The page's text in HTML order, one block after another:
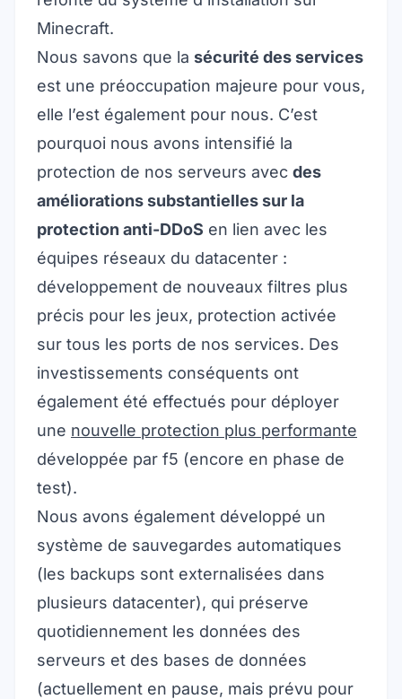
Minecraft.
Nous savons que la sécurité des services
est une préoccupation majeure pour vous,
elle l’est également pour nous. C’est
pourquoi nous avons intensifié la
protection de nos serveurs avec des
améliorations substantielles sur la
protection anti-DDoS en lien avec les
équipes réseaux du datacenter :
développement de nouveaux filtres plus
précis pour les jeux, protection activée
sur tous les ports de nos services. Des
investissements conséquents ont
également été effectués pour déployer
une nouvelle protection plus performante
développée par f5 (encore en phase de
test).
Nous avons également développé un
système de sauvegardes automatiques
(les backups sont externalisées dans
plusieurs datacenter), qui préserve
quotidiennement les données des
serveurs et des bases de données
(actuellement en pause, mais prévu pour